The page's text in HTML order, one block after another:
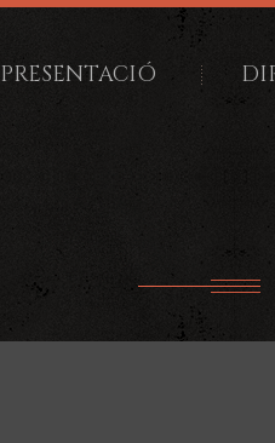
PRESENTACIÓ